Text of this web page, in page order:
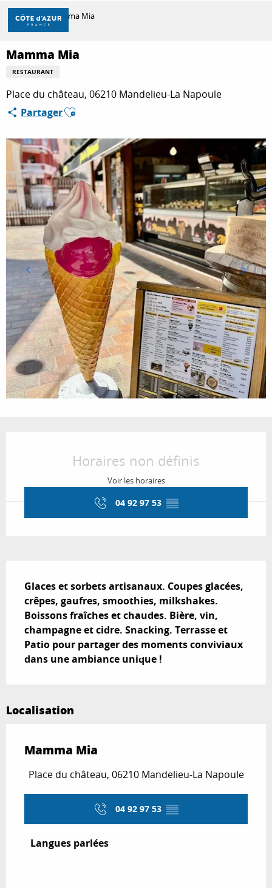
Aller
contenu
principal
DÉCOUVRIR
À FAIRE
SÉJOURNER
Accueil Mamma Mia
Mamma Mia
RESTAURANT
Place du château, 06210 Mandelieu-La Napoule
PartagerAjouter aux favoris
Horaires non définis
Voir les horaires
04 92 97 53 ▒▒
Glaces et sorbets artisanaux. Coupes glacées,
crêpes, gaufres, smoothies, milkshakes.
Boissons fraîches et chaudes. Bière, vin,
champagne et cidre. Snacking. Terrasse et
Patio pour partager des moments conviviaux
dans une ambiance unique !
Localisation
Mamma Mia
Place du château, 06210 Mandelieu-La Napoule
04 92 97 53 ▒▒
Langues parlées
Langues parlées